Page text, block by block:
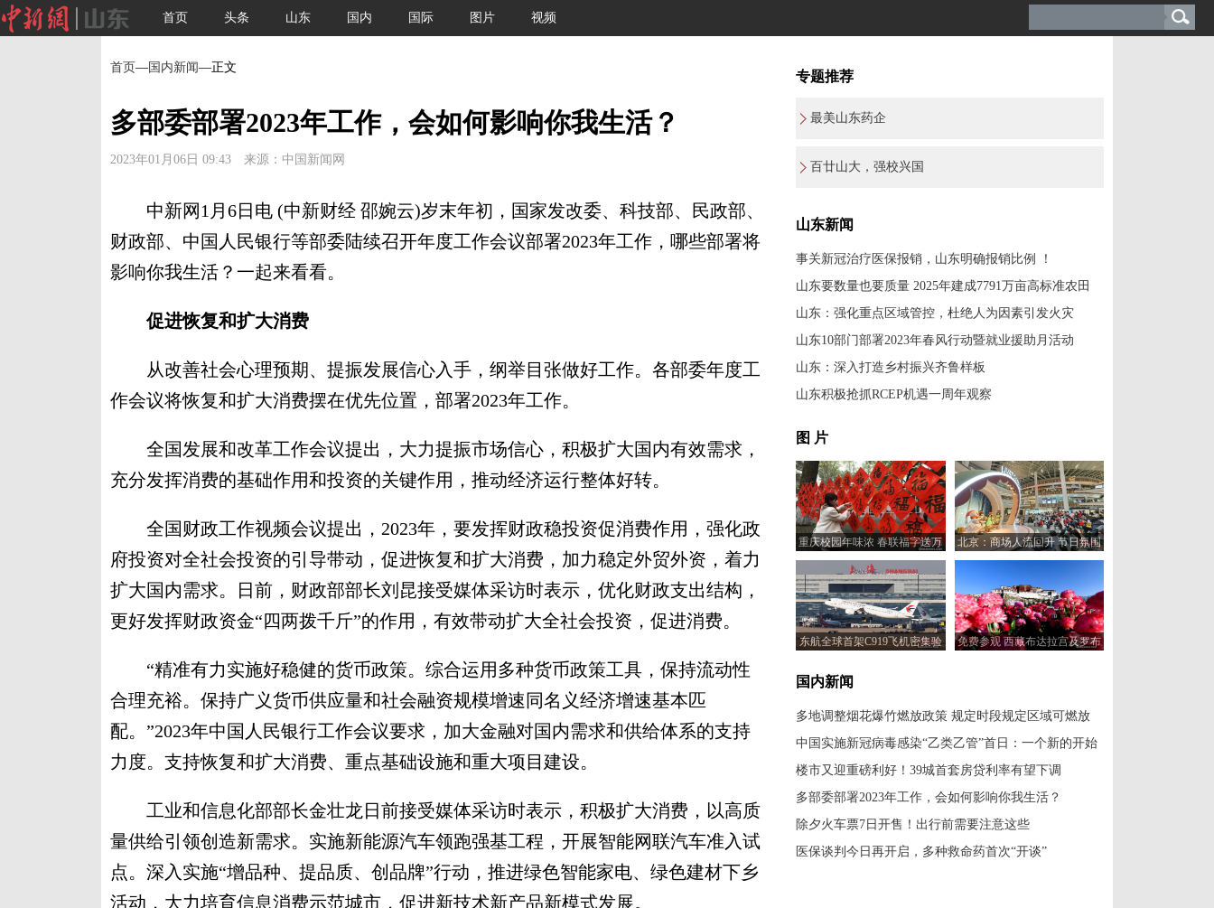
首页 头条 山东 国内 国际 图片 视频
首页— 国内新闻—正文
多部委部署2023年工作，会如何影响你我生活？
2023年01月06日 09:43 来源：中国新闻网
中新网1月6日电 (中新财经 邵婉云)岁末年初，国家发改委、科技部、民政部、
财政部、中国人民银行等部委陆续召开年度工作会议部署2023年工作，哪些部署将
影响你我生活？一起来看看。
促进恢复和扩大消费
从改善社会心理预期、提振发展信心入手，纲举目张做好工作。各部委年度工
作会议将恢复和扩大消费摆在优先位置，部署2023年工作。
全国发展和改革工作会议提出，大力提振市场信心，积极扩大国内有效需求，
充分发挥消费的基础作用和投资的关键作用，推动经济运行整体好转。
全国财政工作视频会议提出，2023年，要发挥财政稳投资促消费作用，强化政
府投资对全社会投资的引导带动，促进恢复和扩大消费，加力稳定外贸外资，着力
扩大国内需求。日前，财政部部长刘昆接受媒体采访时表示，优化财政支出结构，
更好发挥财政资金“四两拨千斤”的作用，有效带动扩大全社会投资，促进消费。
“精准有力实施好稳健的货币政策。综合运用多种货币政策工具，保持流动性
合理充裕。保持广义货币供应量和社会融资规模增速同名义经济增速基本匹
配。”2023年中国人民银行工作会议要求，加大金融对国内需求和供给体系的支持
力度。支持恢复和扩大消费、重点基础设施和重大项目建设。
工业和信息化部部长金壮龙日前接受媒体采访时表示，积极扩大消费，以高质
量供给引领创造新需求。实施新能源汽车领跑强基工程，开展智能网联汽车准入试
点。深入实施“增品种、提品质、创品牌”行动，推进绿色智能家电、绿色建材下乡
活动，大力培育信息消费示范城市，促进新技术新产品新模式发展。
专题推荐
最美山东药企
百廿山大，强校兴国
山东新闻
事关新冠治疗医保报销，山东明确报销比例 ！
山东要数量也要质量 2025年建成7791万亩高标准农田
山东：强化重点区域管控，杜绝人为因素引发火灾
山东10部门部署2023年春风行动暨就业援助月活动
山东：深入打造乡村振兴齐鲁样板
山东积极抢抓RCEP机遇一周年观察
图 片
重庆校园年味浓 春联福字送万
家
北京：商场人流回升 节日氛围
浓厚
东航全球首架C919飞机密集验
免费参观 西藏布达拉宫及罗布
国内新闻
多地调整烟花爆竹燃放政策 规定时段规定区域可燃放
中国实施新冠病毒感染“乙类乙管”首日：一个新的开始
楼市又迎重磅利好！39城首套房贷利率有望下调
多部委部署2023年工作，会如何影响你我生活？
除夕火车票7日开售！出行前需要注意这些
医保谈判今日再开启，多种救命药首次“开谈”